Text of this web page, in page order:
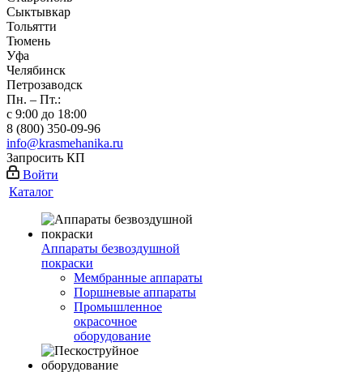
Сыктывкар
Тольятти
Тюмень
Уфа
Челябинск
Петрозаводск
Пн. – Пт.:
с 9:00 до 18:00
8 (800) 350-09-96
info@krasmehanika.ru
Запросить КП
Войти
Каталог
Аппараты безвоздушной
покраски
Мембранные аппараты
Поршневые аппараты
Промышленное
окрасочное
оборудование